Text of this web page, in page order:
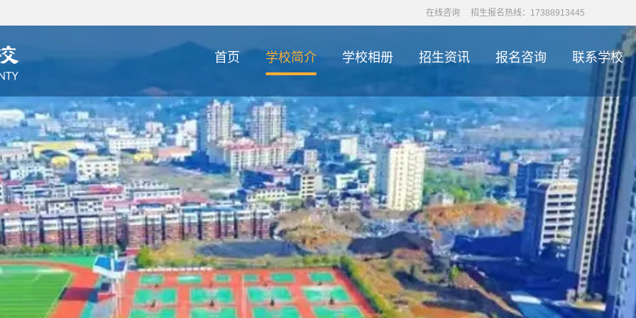
在线咨询 招生报名热线：17388913445
首页 学校简介 学校相册 招生资讯 报名咨询 联系学校